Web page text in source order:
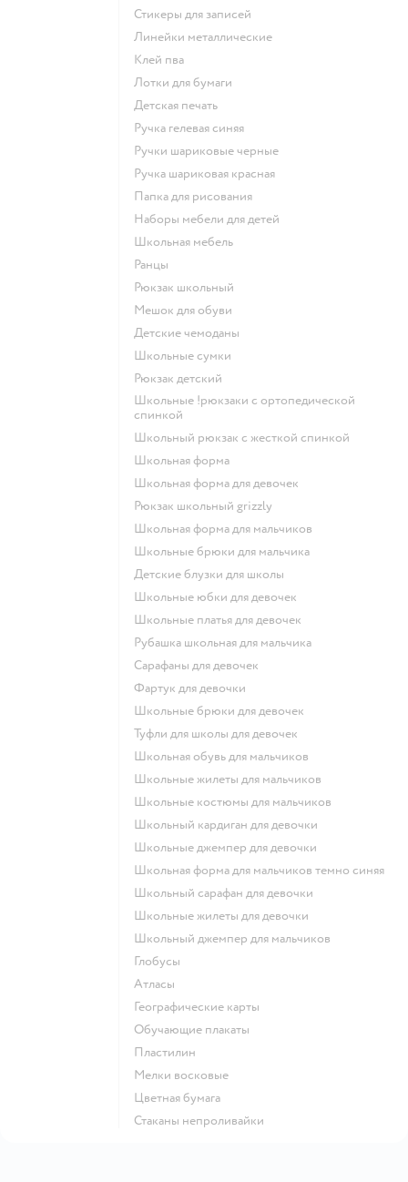
Стикеры для записей
Линейки металлические
Клей пва
Лотки для бумаги
Детская печать
Ручка гелевая синяя
Ручки шариковые черные
Ручка шариковая красная
Папка для рисования
Наборы мебели для детей
Школьная мебель
Ранцы
Рюкзак школьный
Мешок для обуви
Детские чемоданы
Школьные сумки
Рюкзак детский
Школьные !рюкзаки с ортопедической
спинкой
Школьный рюкзак с жесткой спинкой
Школьная форма
Школьная форма для девочек
Рюкзак школьный grizzly
Школьная форма для мальчиков
Школьные брюки для мальчика
Детские блузки для школы
Школьные юбки для девочек
Школьные платья для девочек
Рубашка школьная для мальчика
Сарафаны для девочек
Фартук для девочки
Школьные брюки для девочек
Туфли для школы для девочек
Школьная обувь для мальчиков
Школьные жилеты для мальчиков
Школьные костюмы для мальчиков
Школьный кардиган для девочки
Школьные джемпер для девочки
Школьная форма для мальчиков темно синяя
Школьный сарафан для девочки
Школьные жилеты для девочки
Школьный джемпер для мальчиков
Глобусы
Атласы
Географические карты
Обучающие плакаты
Пластилин
Мелки восковые
Цветная бумага
Стаканы непроливайки